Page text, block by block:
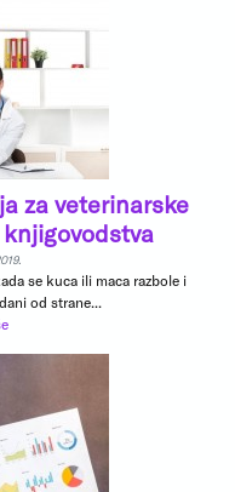
za veterinarske
se kuca ili maca razbole i
od strane...